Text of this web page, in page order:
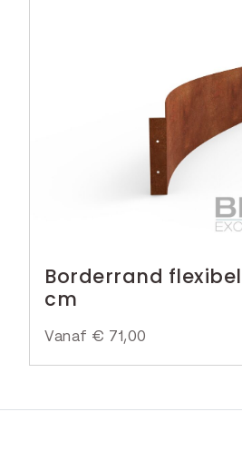
Borderrand flexibel
cm
Vanaf € 71,00